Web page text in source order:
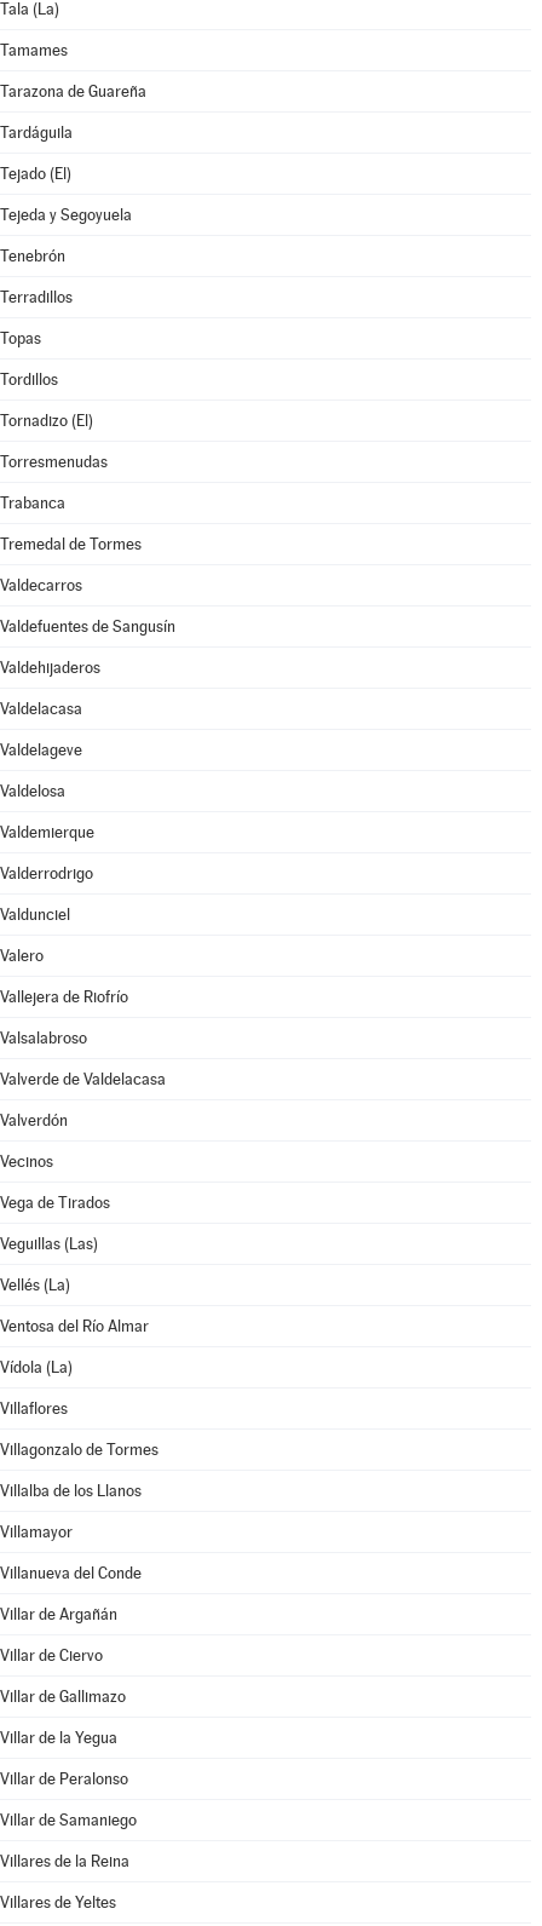
Tala (La)
Tamames
Tarazona de Guareña
Tardáguila
Tejado (El)
Tejeda y Segoyuela
Tenebrón
Terradillos
Topas
Tordillos
Tornadizo (El)
Torresmenudas
Trabanca
Tremedal de Tormes
Valdecarros
Valdefuentes de Sangusín
Valdehijaderos
Valdelacasa
Valdelageve
Valdelosa
Valdemierque
Valderrodrigo
Valdunciel
Valero
Vallejera de Riofrío
Valsalabroso
Valverde de Valdelacasa
Valverdón
Vecinos
Vega de Tirados
Veguillas (Las)
Vellés (La)
Ventosa del Río Almar
Vídola (La)
Villaflores
Villagonzalo de Tormes
Villalba de los Llanos
Villamayor
Villanueva del Conde
Villar de Argañán
Villar de Ciervo
Villar de Gallimazo
Villar de la Yegua
Villar de Peralonso
Villar de Samaniego
Villares de la Reina
Villares de Yeltes